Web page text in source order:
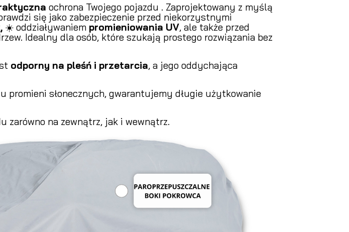
ochrona Twojego pojazdu . Zaprojektowany z myślą
się jako zabezpieczenie przed niekorzystnymi
☀️ oddziaływaniem promieniowania UV, ale także przed
Idealny dla osób, które szukają prostego rozwiązania bez
odporny na pleśń i przetarcia, a jego oddychająca
promieni słonecznych, gwarantujemy długie użytkowanie
zarówno na zewnątrz, jak i wewnątrz.